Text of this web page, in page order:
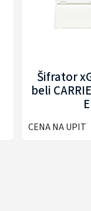
Šifrator
beli
CENA NA UPIT